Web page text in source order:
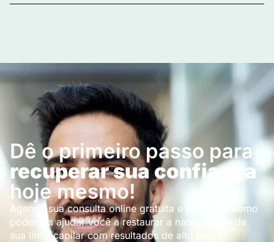
Dê o primeiro passo para
recuperar sua confiança
hoje mesmo!
Agende sua consulta online gratuita e descubra como
podemos ajudar você a restaurar a naturalidade da
sua linha capilar com resultados de alto padrão.